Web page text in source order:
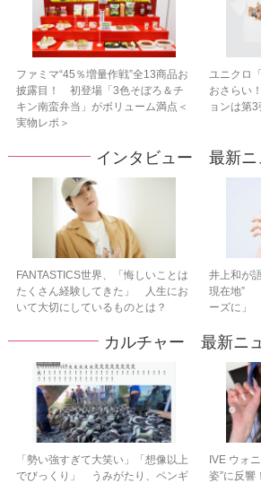
ファミマ“45％増量作戦”全13商品お
披露目！ 初登場「3色そぼろ＆チ
キン南蛮弁当」がボリューム満点＜
実物レポ＞
ユニクロ
おさらい
ョンは第
インタビュー 最新ニ
FANTASTICS世界、「悔しいことは
たくさん経験してきた」 人生にお
いて大切にしているものとは？
井上和が
現在地”
ーズに」
カルチャー 最新ニ
「勢い強すぎて大笑い」「想像以上
でびっくり」 うみがたり、ペンギ
IVE ウォ
姿”に反響